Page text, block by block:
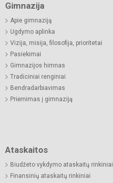
Gimnazija
Apie gimnaziją
Ugdymo aplinka
Vizija, misija, filosofija, prioritetai
Pasiekimai
Gimnazijos himnas
Tradiciniai renginiai
Bendradarbiavimas
Priėmimas į gimnaziją
Ataskaitos
Biudžeto vykdymo ataskaitų rinkiniai
Finansinių ataskaitų rinkiniai